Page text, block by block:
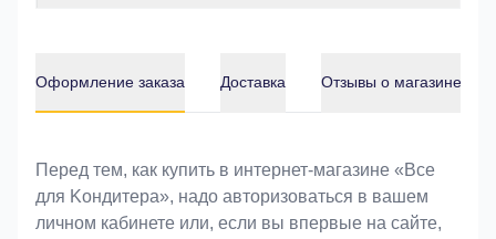
Оформление заказа Доставка Отзывы о магазине
Оформление заказа
Перед тем, как купить в интернет-магазине «Bce
для Koндитeрa», надо авторизоваться в вашем
личном кабинете или, если вы впервые на сайте,